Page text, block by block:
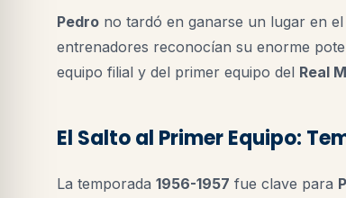
Pedro no tardó en ganarse un lugar en
entrenadores reconocían su enorme
equipo filial y del primer equipo del Real
El Salto al Primer Equipo:
La temporada 1956-1957 fue clave para